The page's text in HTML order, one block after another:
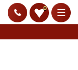
0